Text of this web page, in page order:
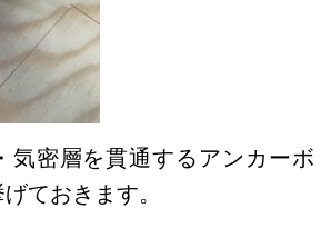
気密層を貫通するアンカーボ
ておきます。